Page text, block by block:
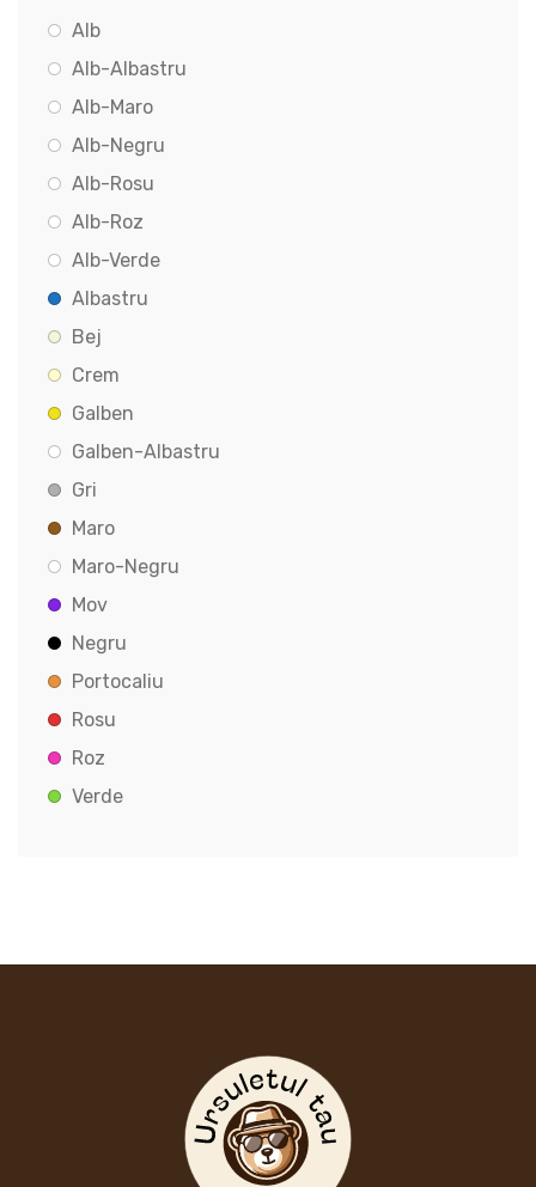
Alb
Alb-Albastru
Alb-Maro
Alb-Negru
Alb-Rosu
Alb-Roz
Alb-Verde
Albastru
Bej
Crem
Galben
Galben-Albastru
Gri
Maro
Maro-Negru
Mov
Negru
Portocaliu
Rosu
Roz
Verde